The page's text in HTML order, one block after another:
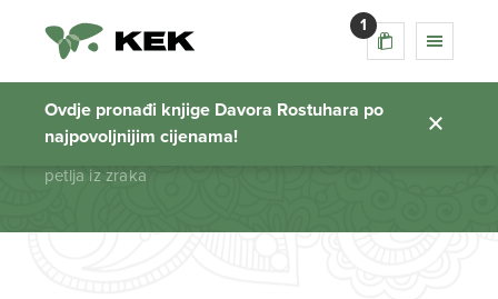
1
Ovdje pronađi knjige Davora Rostuhara po
najpovoljnijim cijenama!
petlja iz zraka
Početna stranica
petlja iz zraka